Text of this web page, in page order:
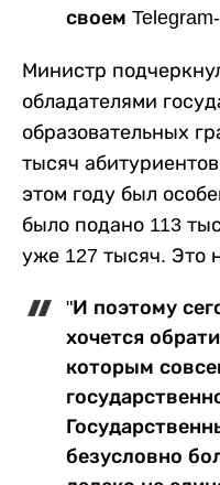
своем
Министр
обладателями
образовательных
тысяч
этом году был
было подано 113
уже 127 тысяч. Это
"И поэтому
хочется
которым
безусловно